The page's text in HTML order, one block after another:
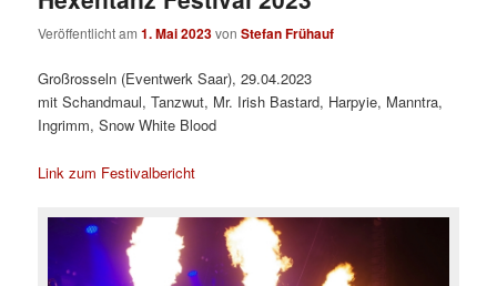
Veröffentlicht am1. Mai 2023vonStefan Frühauf
Großrosseln (Eventwerk Saar), 29.04.2023
mit Schandmaul, Tanzwut, Mr. Irish Bastard, Harpyie, Manntra,
Ingrimm, Snow White Blood
Link zum Festivalbericht